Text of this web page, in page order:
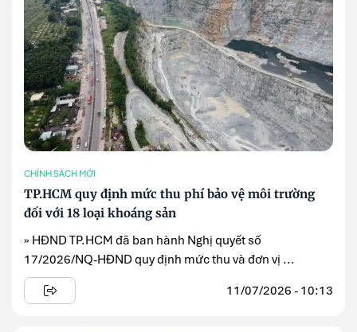
CHÍNH SÁCH MỚI
TP.HCM quy định mức thu phí bảo vệ môi trường
đối với 18 loại khoáng sản
» HĐND TP.HCM đã ban hành Nghị quyết số
17/2026/NQ-HĐND quy định mức thu và đơn vị ...
11/07/2026 - 10:13